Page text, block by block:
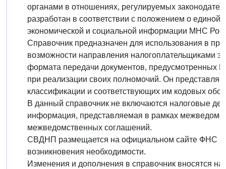
органами в отношениях, регулируемых
разработан в соответствии с положением о
экономической и социальной информации МНС
Справочник предназначен для использования в
возможности направления налогоплательщиками
формата передачи документов, предусмотренных
при реализации своих полномочий. Он
классификации и соответствующих им кодовых
В данный справочник не включаются налоговые
информация, представляемая в рамках
межведомственных соглашений.
СВДНП размещается на официальном сайте ФНС
возникновения необходимости.
Изменения и дополнения в справочник вносятся